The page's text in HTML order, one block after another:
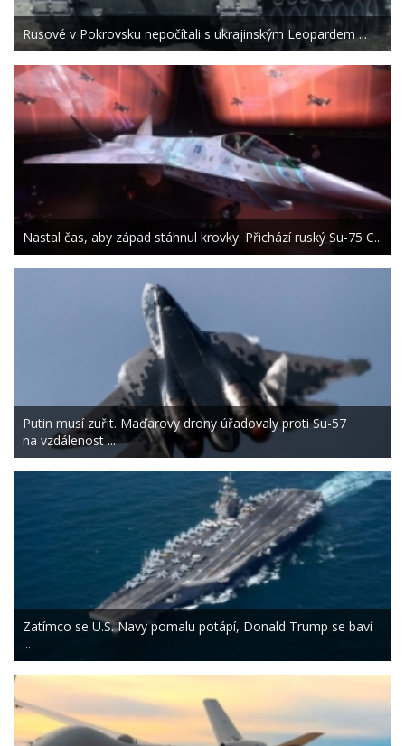
Rusové v Pokrovsku nepočítali s ukrajinským Leopardem ...
Nastal čas, aby západ stáhnul krovky. Přichází ruský Su-75 C...
Putin musí zuřit. Maďarovy drony úřadovaly proti Su-57
na vzdálenost ...
Zatímco se U.S. Navy pomalu potápí, Donald Trump se baví
...